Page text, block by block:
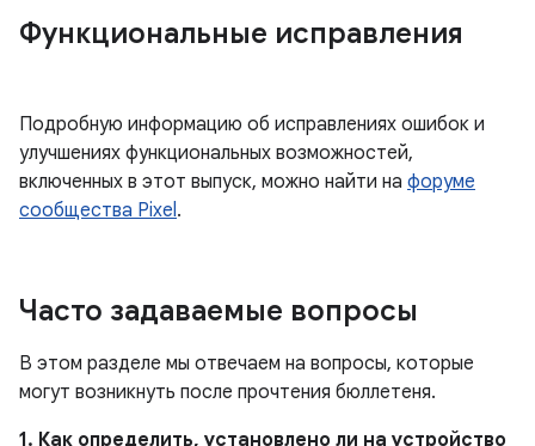
Функциональные исправления
Подробную информацию об исправлениях ошибок и
улучшениях функциональных возможностей,
включенных в этот выпуск, можно найти на форуме
сообщества Pixel.
Часто задаваемые вопросы
В этом разделе мы отвечаем на вопросы, которые
могут возникнуть после прочтения бюллетеня.
1. Как определить, установлено ли на устройство